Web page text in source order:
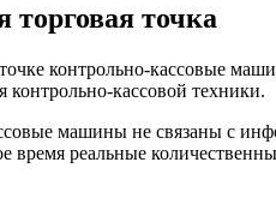
торговая точка
контрольно-кассовые
кассовой техники.
машины не связаны с
время реальные